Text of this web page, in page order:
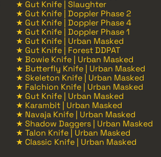
★ Gut Knife | Slaughter
★ Gut Knife | Doppler Phase 2
★ Gut Knife | Doppler Phase 4
★ Gut Knife | Doppler Phase 1
★ Gut Knife | Urban Masked
★ Gut Knife | Forest DDPAT
★ Bowie Knife | Urban Masked
★ Butterfly Knife | Urban Masked
★ Skeleton Knife | Urban Masked
★ Falchion Knife | Urban Masked
★ Gut Knife | Urban Masked
★ Karambit | Urban Masked
★ Navaja Knife | Urban Masked
★ Shadow Daggers | Urban Masked
★ Talon Knife | Urban Masked
★ Classic Knife | Urban Masked